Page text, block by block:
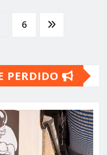
6
PERDIDO